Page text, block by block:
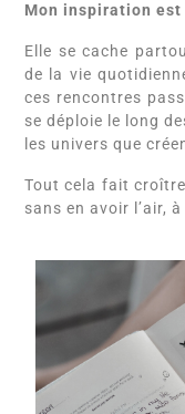
Mon inspiration
Elle se cache
de la vie
ces rencontres
se déploie le long
les univers que
Tout cela fait
sans en avoir l’air,